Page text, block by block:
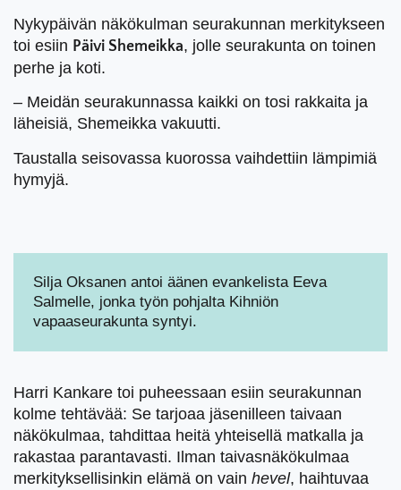
Nykypäivän näkökulman seurakunnan merkitykseen
toi esiin Päivi Shemeikka, jolle seurakunta on toinen
perhe ja koti.
– Meidän seurakunnassa kaikki on tosi rakkaita ja
läheisiä, Shemeikka vakuutti.
Taustalla seisovassa kuorossa vaihdettiin lämpimiä
hymyjä.
Silja Oksanen antoi äänen evankelista Eeva
Salmelle, jonka työn pohjalta Kihniön
vapaaseurakunta syntyi.
Harri Kankare toi puheessaan esiin seurakunnan
kolme tehtävää: Se tarjoaa jäsenilleen taivaan
näkökulmaa, tahdittaa heitä yhteisellä matkalla ja
rakastaa parantavasti. Ilman taivasnäkökulmaa
merkityksellisinkin elämä on vain hevel, haihtuvaa